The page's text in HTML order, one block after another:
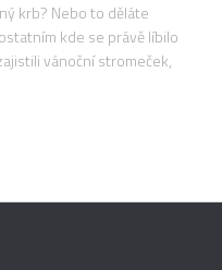
krb? Nebo to děláte
kde se právě líbilo
vánoční stromeček,